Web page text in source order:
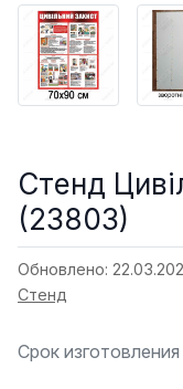
Стенд
(23803)
Обновлено:
Стенд
Срок